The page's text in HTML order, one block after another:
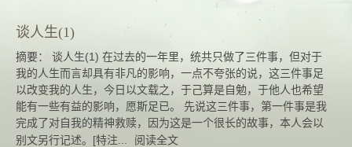
谈人生(1)
摘要： 谈人生(1) 在过去的一年里，统共只做了三件事，但对于
我的人生而言却具有非凡的影响，一点不夸张的说，这三件事足
以改变我的人生，今日以文载之，于己算是自勉，于他人也希望
能有一些有益的影响，愿斯足已。 先说这三件事，第一件事是我
完成了对自我的精神救赎，因为这是一个很长的故事，本人会以
别文另行记述。[特注...
阅读全文